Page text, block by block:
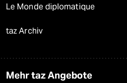
Le Monde diplomatique
taz Archiv
Mehr taz Angebote